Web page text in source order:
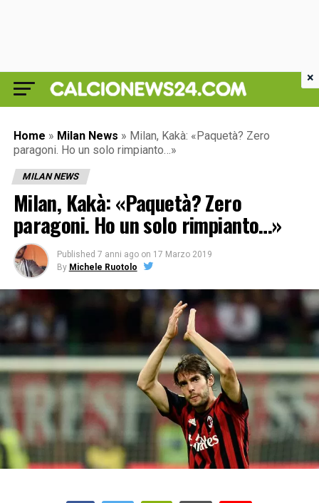
Home » Milan News » Milan, Kakà: «Paquetà? Zero
paragoni. Ho un solo rimpianto…»
MILAN NEWS
Milan, Kakà: «Paquetà? Zero
paragoni. Ho un solo rimpianto…»
Published 7 anni ago on 17 Marzo 2019
By Michele Ruotolo
×